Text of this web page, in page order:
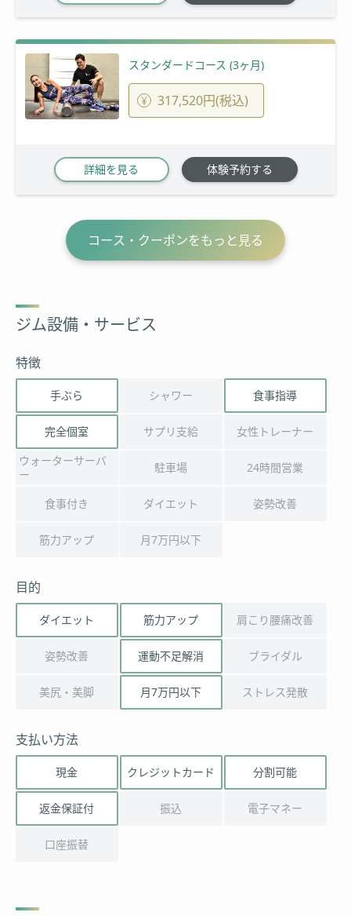
スタンダードコース (3ヶ月)
317,520円(税込)
詳細を見る 体験予約する
コース・クーポンをもっと見る
ジム設備・サービス
特徴
手ぶら シャワー 食事指導
完全個室 サプリ支給
女性トレーナー
ウォーターサーバ
ー
駐車場 24時間営業
食事付き ダイエット 姿勢改善
筋力アップ 月7万円以下
目的
ダイエット 筋力アップ 肩こり腰痛改善
姿勢改善 運動不足解消 ブライダル
美尻・美脚 月7万円以下 ストレス発散
支払い方法
現金 クレジットカード 分割可能
返金保証付 振込 電子マネー
口座振替